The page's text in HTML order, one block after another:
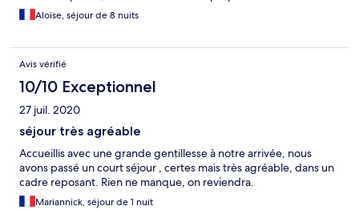
Aloïse, séjour de 8 nuits
Avis vérifié
10/10 Exceptionnel
27 juil. 2020
séjour très agréable
Accueillis avec une grande gentillesse à notre arrivée, nous
avons passé un court séjour , certes mais très agréable, dans un
cadre reposant. Rien ne manque, on reviendra.
Mariannick, séjour de 1 nuit